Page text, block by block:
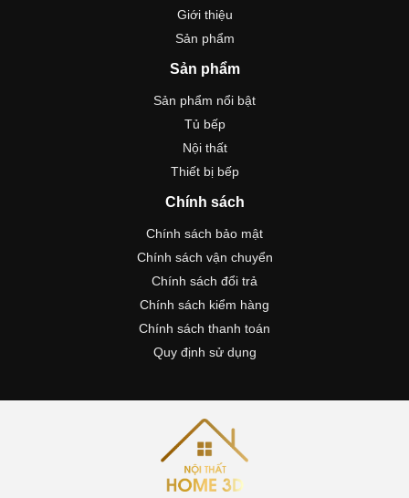
Giới thiệu
Sản phẩm
Sản phẩm
Sản phẩm nổi bật
Tủ bếp
Nội thất
Thiết bị bếp
Chính sách
Chính sách bảo mật
Chính sách vận chuyển
Chính sách đổi trả
Chính sách kiểm hàng
Chính sách thanh toán
Quy định sử dụng